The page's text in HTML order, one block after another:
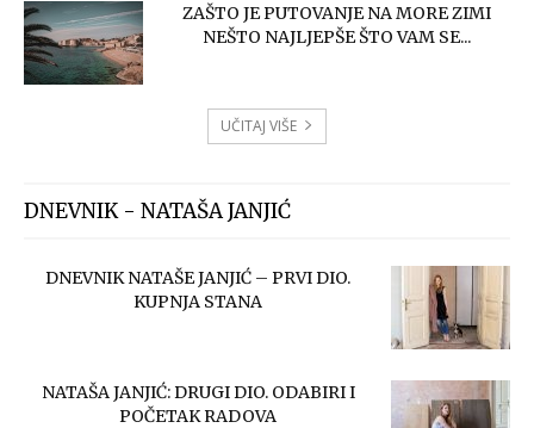
ZAŠTO JE PUTOVANJE NA MORE ZIMI
NEŠTO NAJLJEPŠE ŠTO VAM SE...
UČITAJ VIŠE
DNEVNIK - NATAŠA JANJIĆ
DNEVNIK NATAŠE JANJIĆ – PRVI DIO.
KUPNJA STANA
NATAŠA JANJIĆ: DRUGI DIO. ODABIRI I
POČETAK RADOVA